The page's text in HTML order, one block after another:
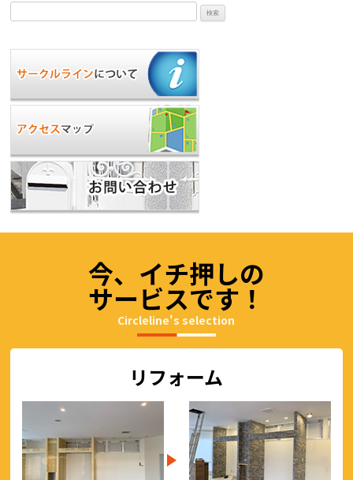
検
索:
今、イチ押しの
サービスです！
Circleline's selection
リフォーム